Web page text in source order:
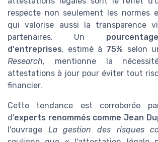
respecte non seulement les normes
qui valorise aussi la transparence
partenaires. Un
d'entreprises, estimé à 75% selon
Research, mentionne la
attestations à jour pour éviter tout
financier.
Cette tendance est corroborée
d'experts renommés comme Jean
l'ouvrage La gestion des risques